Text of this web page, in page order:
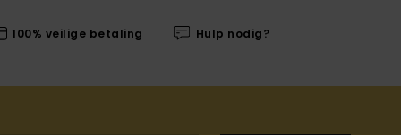
100% veilige betaling Hulp nodig?